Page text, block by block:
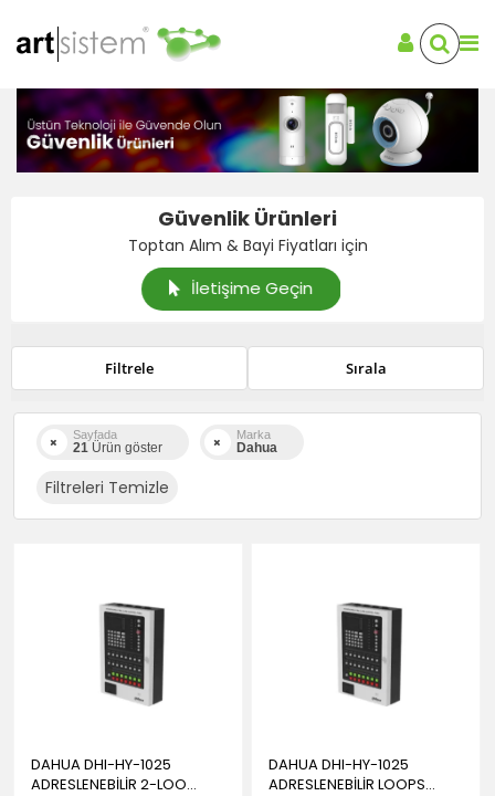
Güvenlik Ürünleri
Toptan Alım & Bayi Fiyatları için
İletişime Geçin
Filtrele Sırala
Sayfada
21 Ürün göster
Marka
Dahua
Filtreleri Temizle
DAHUA DHI-HY-1025
ADRESLENEBİLİR 2-LOO...
DAHUA DHI-HY-1025
ADRESLENEBİLİR LOOPS...